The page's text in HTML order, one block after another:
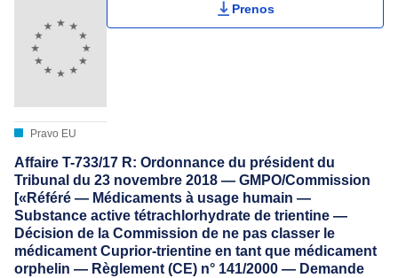
Pravo EU
Prenos
Affaire T-733/17 R: Ordonnance du président du
Tribunal du 23 novembre 2018 — GMPO/Commission
[«Référé — Médicaments à usage humain —
Substance active tétrachlorhydrate de trientine —
Décision de la Commission de ne pas classer le
médicament Cuprior-trientine en tant que médicament
orphelin — Règlement (CE) n° 141/2000 — Demande